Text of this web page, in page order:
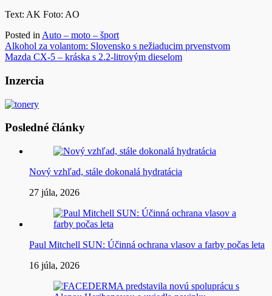
Text: AK Foto: AO
Posted in Auto – moto – šport
Navigácia
v
článku
Alkohol za volantom: Slovensko s nežiaducim prvenstvom
Mazda CX-5 – kráska s 2.2-litrovým dieselom
Inzercia
Posledné články
Nový vzhľad, stále dokonalá hydratácia
27 júla, 2026
Paul Mitchell SUN: Účinná ochrana vlasov a farby počas leta
16 júla, 2026